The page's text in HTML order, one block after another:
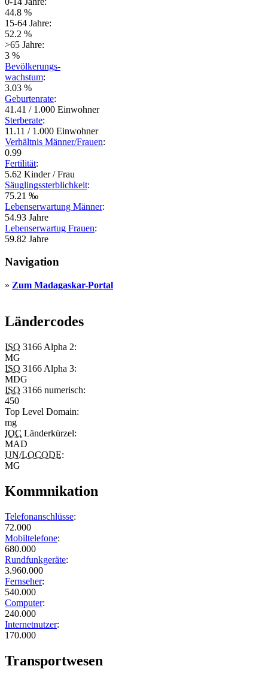
44.8 %
15-64 Jahre:
52.2 %
>65 Jahre:
3 %
Bevölkerungs-
wachstum:
3.03 %
Geburtenrate:
41.41 / 1.000 Einwohner
Sterberate:
11.11 / 1.000 Einwohner
Verhältnis Männer/Frauen:
0.99
Fertilität:
5.62 Kinder / Frau
Säuglingssterblichkeit:
75.21 ‰
Lebenserwartung Männer:
54.93 Jahre
Lebenserwartug Frauen:
59.82 Jahre
Navigation
» Zum Madagaskar-Portal
Ländercodes
ISO 3166 Alpha 2:
MG
ISO 3166 Alpha 3:
MDG
ISO 3166 numerisch:
450
Top Level Domain:
mg
IOC Länderkürzel:
MAD
UN/LOCODE:
MG
Kommnikation
Telefonanschlüsse:
72.000
Mobiltelefone:
680.000
Rundfunkgeräte:
3.960.000
Fernseher:
540.000
Computer:
240.000
Internetnutzer:
170.000
Transportwesen